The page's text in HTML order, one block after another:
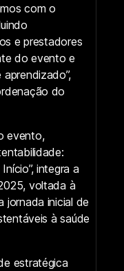
com o
e prestadores
do evento e
do
evento,
integra a
voltada à
jornada inicial de
à saúde
estratégica